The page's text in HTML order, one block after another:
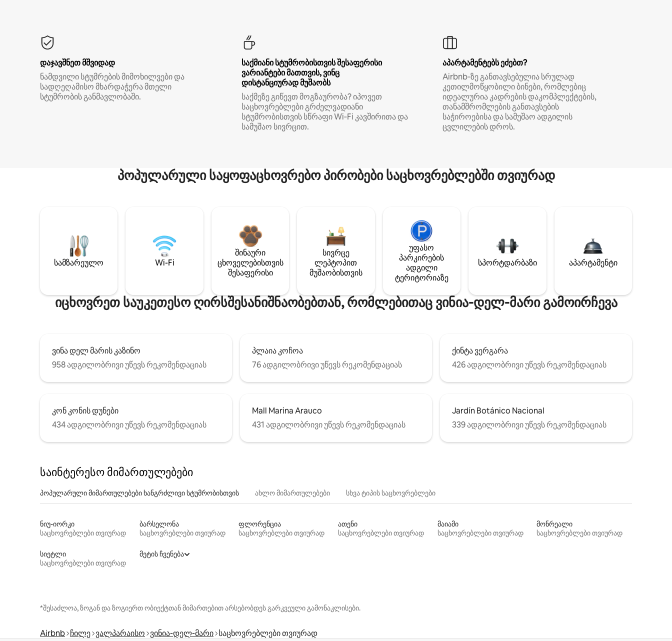
დაჯავშნეთ მშვიდად
ნამდვილი სტუმრების მიმოხილვები და
სადღეღამისო მხარდაჭერა მთელი
სტუმრობის განმავლობაში.
საქმიანი სტუმრობისთვის შესაფერისი
ვარიანტები მათთვის, ვინც
დისტანციურად მუშაობს
საქმეზე გიწევთ მოგზაურობა? იპოვეთ
საცხოვრებლები გრძელვადიანი
სტუმრობისთვის სწრაფი Wi‑Fi კავშირითა და
სამუშაო სივრცით.
აპარტამენტებს ეძებთ?
Airbnb‑ზე განთავსებულია სრულად
კეთილმოწყობილი ბინები, რომლებიც
იდეალურია კადრების დაკომპლექტების,
თანამშრომლების განთავსების
საჭიროებისა და სამუშაო ადგილის
ცვლილების დროს.
პოპულარული საყოფაცხოვრებო პირობები საცხოვრებლებში თვიურად
სამზარეულო Wi-Fi
შინაური
ცხოველებისთვის
შესაფერისი
სივრცე
ლეპტოპით
მუშაობისთვის
უფასო
პარკირების
ადგილი
ტერიტორიაზე
სპორტდარბაზი აპარტამენტი
იცხოვრეთ საუკეთესო ღირსშესანიშნაობებთან, რომლებითაც ვინია-დელ-მარი გამოირჩევა
ვინა დელ მარის კაზინო
958 ადგილობრივი უწევს რეკომენდაციას
პლაია კოჩოა
76 ადგილობრივი უწევს რეკომენდაციას
ქინტა ვერგარა
426 ადგილობრივი უწევს რეკომენდაციას
კონ კონის დუნები
434 ადგილობრივი უწევს რეკომენდაციას
Mall Marina Arauco
431 ადგილობრივი უწევს რეკომენდაციას
Jardín Botánico Nacional
339 ადგილობრივი უწევს რეკომენდაციას
საინტერესო მიმართულებები
პოპულარული მიმართულებები ხანგრძლივი სტუმრობისთვის ახლო მიმართულებები სხვა ტიპის საცხოვრებლები
ნიუ-იორკი
საცხოვრებლები თვიურად
ბარსელონა
საცხოვრებლები თვიურად
ფლორენცია
საცხოვრებლები თვიურად
ათენი
საცხოვრებლები თვიურად
მაიამი
საცხოვრებლები თვიურად
მონრეალი
საცხოვრებლები თვიურად
სიეტლი
საცხოვრებლები თვიურად
მეტის ჩვენება
*შესაძლოა, ზოგან და ზოგიერთ ობიექტთან მიმართებით არსებობდეს გარკვეული გამონაკლისები.
Airbnb ჩილე ვალპარაისო ვინია-დელ-მარი საცხოვრებლები თვიურად